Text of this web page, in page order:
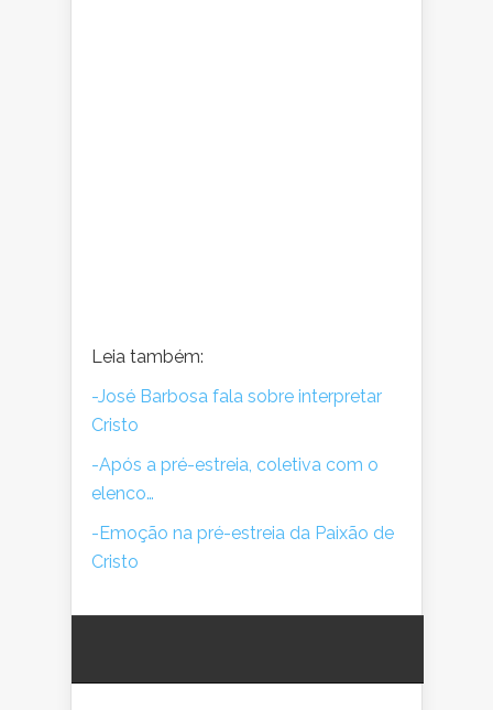
Leia também:
-José Barbosa fala sobre interpretar
Cristo
-Após a pré-estreia, coletiva com o
elenco…
-Emoção na pré-estreia da Paixão de
Cristo